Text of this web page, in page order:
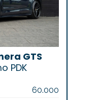
GTS
PDK
60.000